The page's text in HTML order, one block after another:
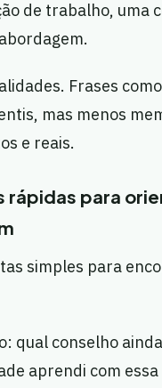
de trabalho, uma
Frases
mas menos
e reais.
rápidas para
simples para
qual conselho
aprendi com essa